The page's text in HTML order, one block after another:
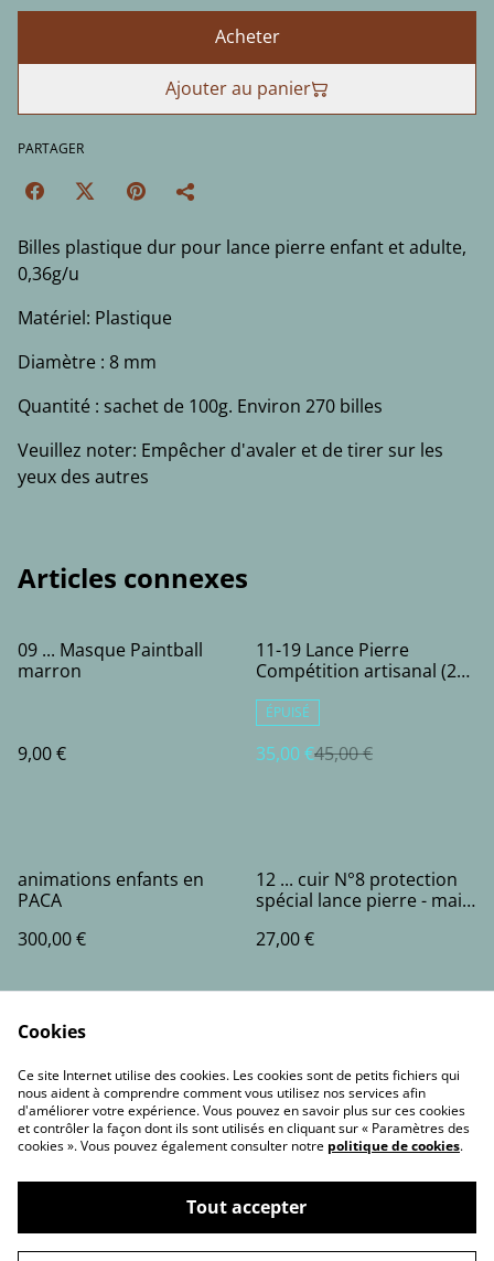
Acheter
Ajouter au panier
PARTAGER
Billes plastique dur pour lance pierre enfant et adulte,
0,36g/u
Matériel: Plastique
Diamètre : 8 mm
Quantité : sachet de 100g. Environ 270 billes
Veuillez noter: Empêcher d'avaler et de tirer sur les
yeux des autres
Articles connexes
09 ... Masque Paintball
marron
9,00 €
%
11-19 Lance Pierre
Compétition artisanal (2
ÉPUISÉ
35,00 €45,00 €
animations enfants en
PACA
300,00 €
12 ... cuir N°8 protection
spécial lance pierre - main
27,00 €
Contact Us
Legal Terms
Cookies
Ce site Internet utilise des cookies. Les cookies sont de petits fichiers qui
nous aident à comprendre comment vous utilisez nos services afin
d'améliorer votre expérience. Vous pouvez en savoir plus sur ces cookies
et contrôler la façon dont ils sont utilisés en cliquant sur « Paramètres des
cookies ». Vous pouvez également consulter notre politique de cookies.
Tout accepter